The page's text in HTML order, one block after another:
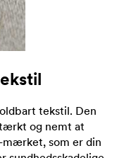
tekstil. Den
og nemt at
mærket, som er din